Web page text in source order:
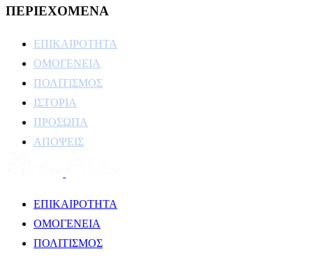
ΠΕΡΙΕΧΟΜΕΝΑ
ΕΠΙΚΑΙΡΟΤΗΤΑ
ΟΜΟΓΕΝΕΙΑ
ΠΟΛΙΤΙΣΜΟΣ
ΙΣΤΟΡΙΑ
ΠΡΟΣΩΠΑ
ΑΠΟΨΕΙΣ
ΕΠΙΚΑΙΡΟΤΗΤΑ
ΟΜΟΓΕΝΕΙΑ
ΠΟΛΙΤΙΣΜΟΣ